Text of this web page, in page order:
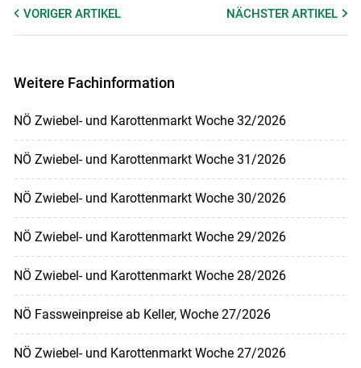
VORIGER ARTIKEL NÄCHSTERARTIKEL
Weitere Fachinformation
NÖ Zwiebel- und Karottenmarkt Woche 32/2026
NÖ Zwiebel- und Karottenmarkt Woche 31/2026
NÖ Zwiebel- und Karottenmarkt Woche 30/2026
NÖ Zwiebel- und Karottenmarkt Woche 29/2026
NÖ Zwiebel- und Karottenmarkt Woche 28/2026
NÖ Fassweinpreise ab Keller, Woche 27/2026
NÖ Zwiebel- und Karottenmarkt Woche 27/2026